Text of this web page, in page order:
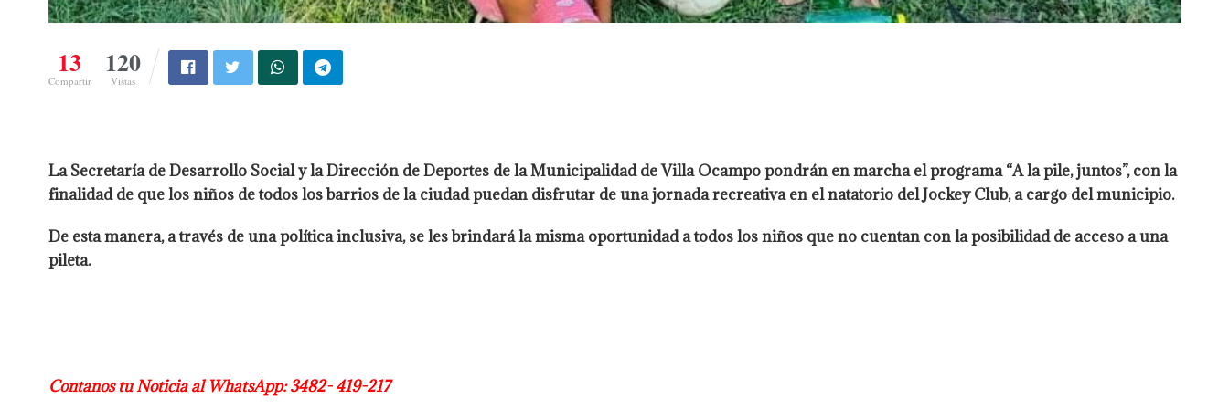
13
Compartir
120
Vistas
La Secretaría de Desarrollo Social y la Dirección de Deportes de la Municipalidad de Villa Ocampo pondrán en marcha el programa “A la pile, juntos”, con la
finalidad de que los niños de todos los barrios de la ciudad puedan disfrutar de una jornada recreativa en el natatorio del Jockey Club, a cargo del municipio.
De esta manera, a través de una política inclusiva, se les brindará la misma oportunidad a todos los niños que no cuentan con la posibilidad de acceso a una
pileta.
Contanos tu Noticia al WhatsApp: 3482- 419-217